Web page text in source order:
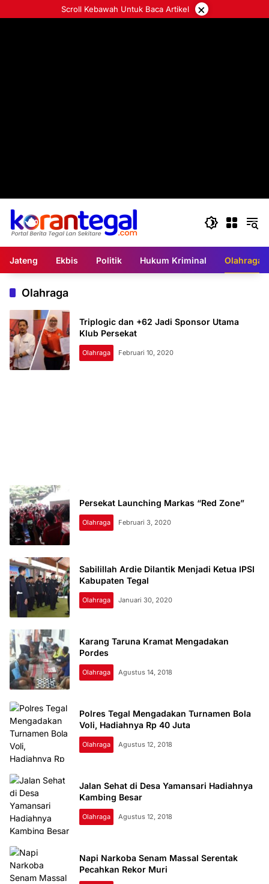
ke
Scroll Kebawah Untuk Baca Artikel ×
Jateng Ekbis Politik Hukum Kriminal Olahraga
Olahraga
Triplogic dan +62 Jadi Sponsor Utama
Klub Persekat
Olahraga Februari 10, 2020
Persekat Launching Markas “Red Zone”
Olahraga Februari 3, 2020
Sabilillah Ardie Dilantik Menjadi Ketua IPSI
Kabupaten Tegal
Olahraga Januari 30, 2020
Karang Taruna Kramat Mengadakan
Pordes
Olahraga Agustus 14, 2018
Polres Tegal Mengadakan Turnamen Bola
Voli, Hadiahnya Rp 40 Juta
Olahraga Agustus 12, 2018
Jalan Sehat di Desa Yamansari Hadiahnya
Kambing Besar
Olahraga Agustus 12, 2018
Napi Narkoba Senam Massal Serentak
Pecahkan Rekor Muri